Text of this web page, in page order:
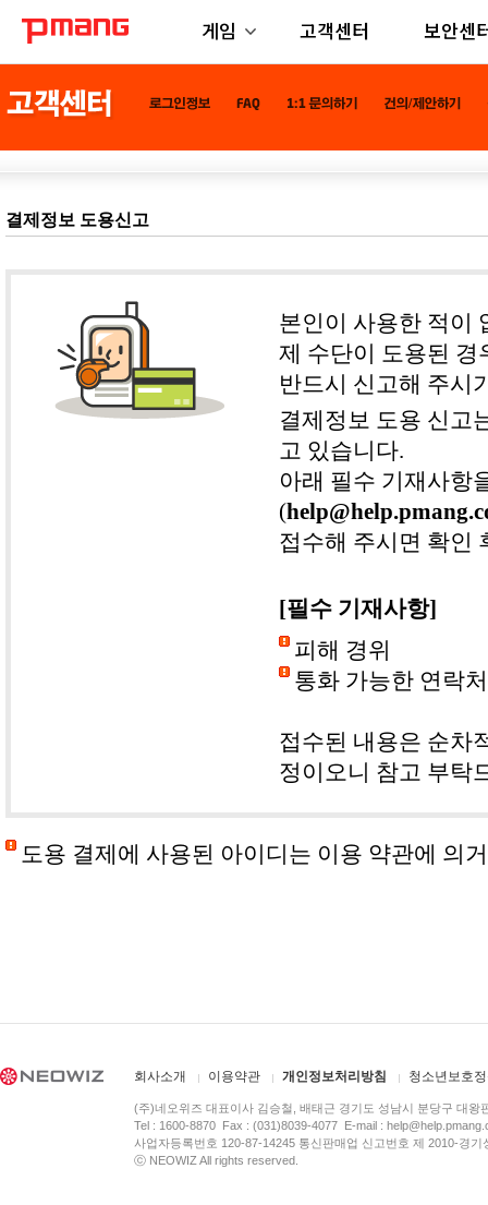
게임 고객센터 보안센
결제정보 도용신고
본인이 사용한 적이
제 수단이 도용된 경
반드시 신고해 주시
결제정보 도용 신고
고 있습니다.
아래 필수 기재사항
(
접수해 주시면 확인
[필수 기재사항]
피해 경위
통화 가능한 연락처
접수된 내용은 순차
정이오니 참고 부탁
도용 결제에 사용된 아이디는 이용 약관에 의
회사소개 이용약관 개인정보처리방침 청소년보호
(주)네오위즈 대표이사 김승철, 배태근 경기도 성남시 분당구 대왕
Tel : 1600-8870 Fax : (031)8039-4077 E-mail :
사업자등록번호 120-87-14245 통신판매업 신고번호 제 2010-경
ⓒ NEOWIZ All rights reserved.